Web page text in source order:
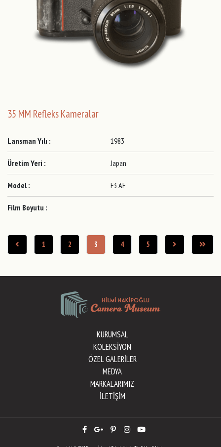
35 MM Refleks Kameralar
Lansman Yılı : 1983
Üretim Yeri : Japan
Model : F3 AF
Film Boyutu :
1 2 3 4 5
KURUMSAL
KOLEKSİYON
ÖZEL GALERİLER
MEDYA
MARKALARIMIZ
İLETİŞİM